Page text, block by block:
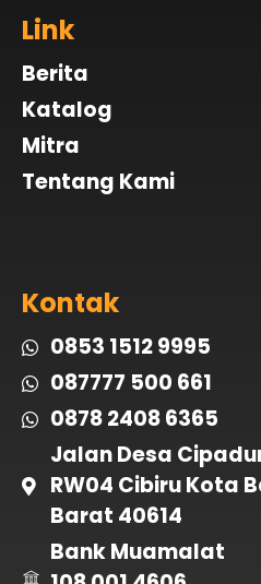
Link
Berita
Katalog
Mitra
Tentang Kami
Kontak
0853 1512 9995
087777 500 661
0878 2408 6365
Jalan Desa
RW04 Cibiru Kota
Barat 40614
Bank Muamalat